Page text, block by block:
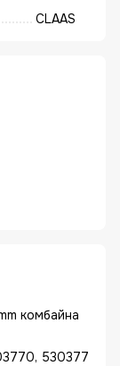
CLAAS
комбайна
530377